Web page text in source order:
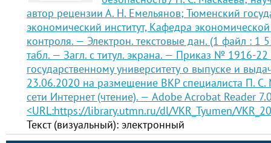
автор рецензии А. Н. Емельянов; Тюменский
экономический институт, Кафедра
контроля. — Электрон. текстовые дан. (1 файл :
табл. — Загл. с титул. экрана. — Приказ № 1916-
государственному университету о выпуске и
23.06.2020 на размещение ВКР специалиста П.
сети Интернет (чтение). — Adobe Acrobat Reader
<URL:https://library.utmn.ru/dl/VKR_Tyumen/
Текст (визуальный): электронный